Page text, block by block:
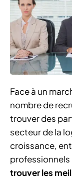
Face à un
nombre de
trouver des
secteur de la
croissance,
professionnels
trouver les